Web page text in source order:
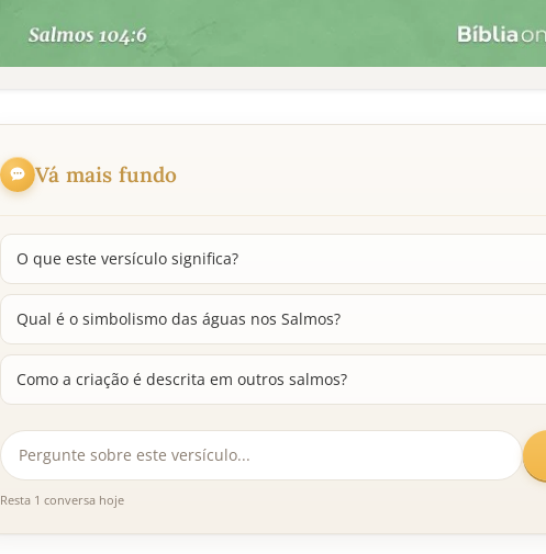
Vá mais fundo
O que este versículo significa?
Qual é o simbolismo das águas nos Salmos?
Como a criação é descrita em outros salmos?
Resta 1 conversa hoje